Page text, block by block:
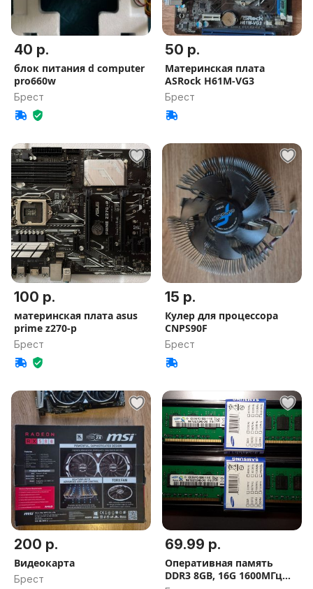
40 р.
блок питания d computer
pro660w
Брест
50 р.
Материнская плата
ASRock H61M-VG3
Брест
100 р.
материнская плата asus
prime z270-p
Брест
15 р.
Кулер для процессора
CNPS90F
Брест
200 р.
Видеокарта
Брест
69.99 р.
Оперативная память
DDR3 8GB, 16G 1600МГц